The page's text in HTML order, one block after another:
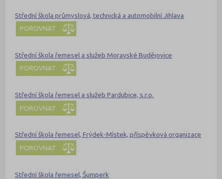
Střední škola průmyslová, technická a automobilní Jihlava
POROVNAT
Střední škola řemesel a služeb Moravské Budějovice
POROVNAT
Střední škola řemesel a služeb Pardubice, s.r.o.
POROVNAT
Střední škola řemesel, Frýdek-Místek, příspěvková organizace
POROVNAT
Střední škola řemesel, Šumperk